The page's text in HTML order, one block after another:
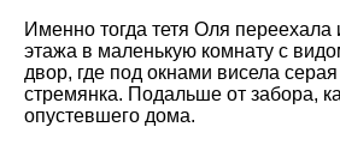
Именно тогда тетя Оля переехала
этажа в маленькую комнату с
двор, где под окнами висела
стремянка. Подальше от забора,
опустевшего дома.